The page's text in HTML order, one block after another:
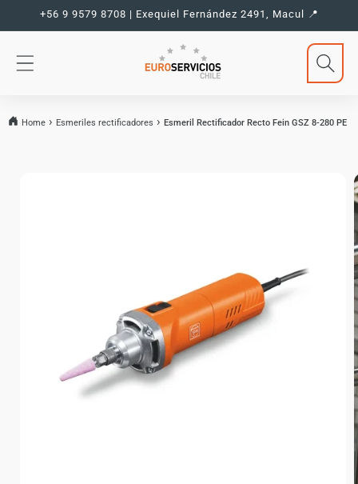
directamente
al contenido
+56 9 9579 8708 | Exequiel Fernández 2491, Macul 📍
Home Esmeriles rectificadores Esmeril Rectificador Recto Fein GSZ 8-280 PE